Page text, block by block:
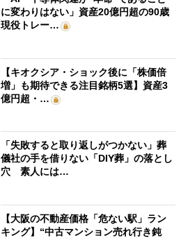
に変わりはない」資産20億円超の90歳
現役トレー…
【キオクシア・ショック後に「株価倍
増」も期待できる注目銘柄5選】資産3
億円超・…
「失敗すると取り返しがつかない」葬
儀社の手を借りない「DIY葬」の落とし
穴 素人には…
【大阪の不動産価格「危ない駅」ラン
キング】“中古マンション売れ行き鈍